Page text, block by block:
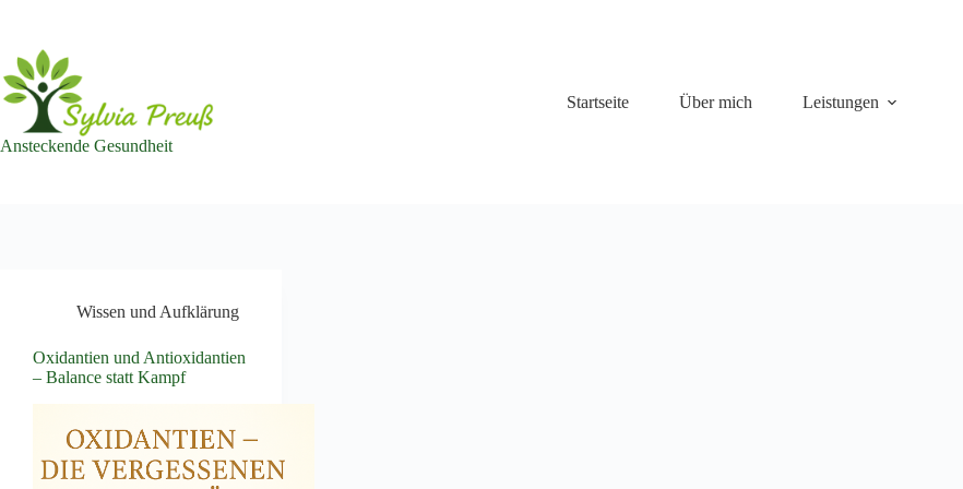
springen
Ansteckende Gesundheit
Startseite Über mich Leistungen
Wissen und Aufklärung
Oxidantien und Antioxidantien
– Balance statt Kampf